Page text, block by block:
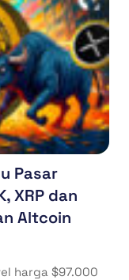
Pasar
XRP dan
Altcoin
harga $97.000